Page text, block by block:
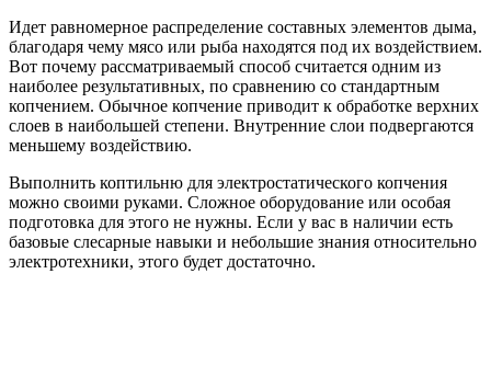
Идет равномерное распределение составных элементов дыма,
благодаря чему мясо или рыба находятся под их воздействием.
Вот почему рассматриваемый способ считается одним из
наиболее результативных, по сравнению со стандартным
копчением. Обычное копчение приводит к обработке верхних
слоев в наибольшей степени. Внутренние слои подвергаются
меньшему воздействию.
Выполнить коптильню для электростатического копчения
можно своими руками. Сложное оборудование или особая
подготовка для этого не нужны. Если у вас в наличии есть
базовые слесарные навыки и небольшие знания относительно
электротехники, этого будет достаточно.